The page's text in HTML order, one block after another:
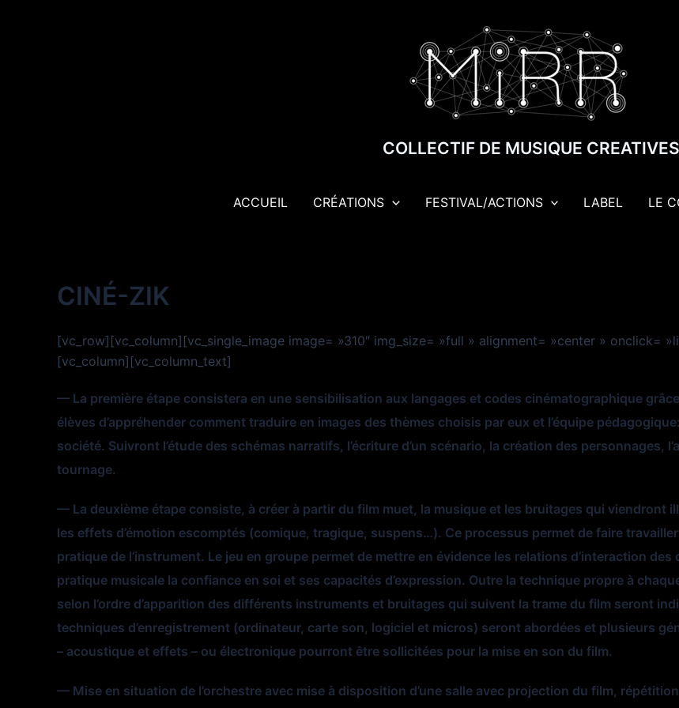
COLLECTIF DE MUSIQUE CREATIVES
ACCUEIL CRÉATIONS FESTIVAL/ACTIONS LABEL LE
CINÉ-ZIK
[vc_row][vc_column][vc_single_image image= »310″ img_size= »full » alignment= »center » onclick=
[vc_column][vc_column_text]
— La première étape consistera en une sensibilisation aux langages et codes cinématographique
élèves d’appréhender comment traduire en images des thèmes choisis par eux et l’équipe
société. Suivront l’étude des schémas narratifs, l’écriture d’un scénario, la création des personnages,
tournage.
— La deuxième étape consiste, à créer à partir du film muet, la musique et les bruitages qui viendront
les effets d’émotion escomptés (comique, tragique, suspens…). Ce processus permet de faire
pratique de l’instrument. Le jeu en groupe permet de mettre en évidence les relations d’interaction
pratique musicale la confiance en soi et ses capacités d’expression. Outre la technique propre à
selon l’ordre d’apparition des différents instruments et bruitages qui suivent la trame du film seront
techniques d’enregistrement (ordinateur, carte son, logiciel et micros) seront abordées et plusieurs
– acoustique et effets – ou électronique pourront être sollicitées pour la mise en son du film.
— Mise en situation de l’orchestre avec mise à disposition d’une salle avec projection du film,